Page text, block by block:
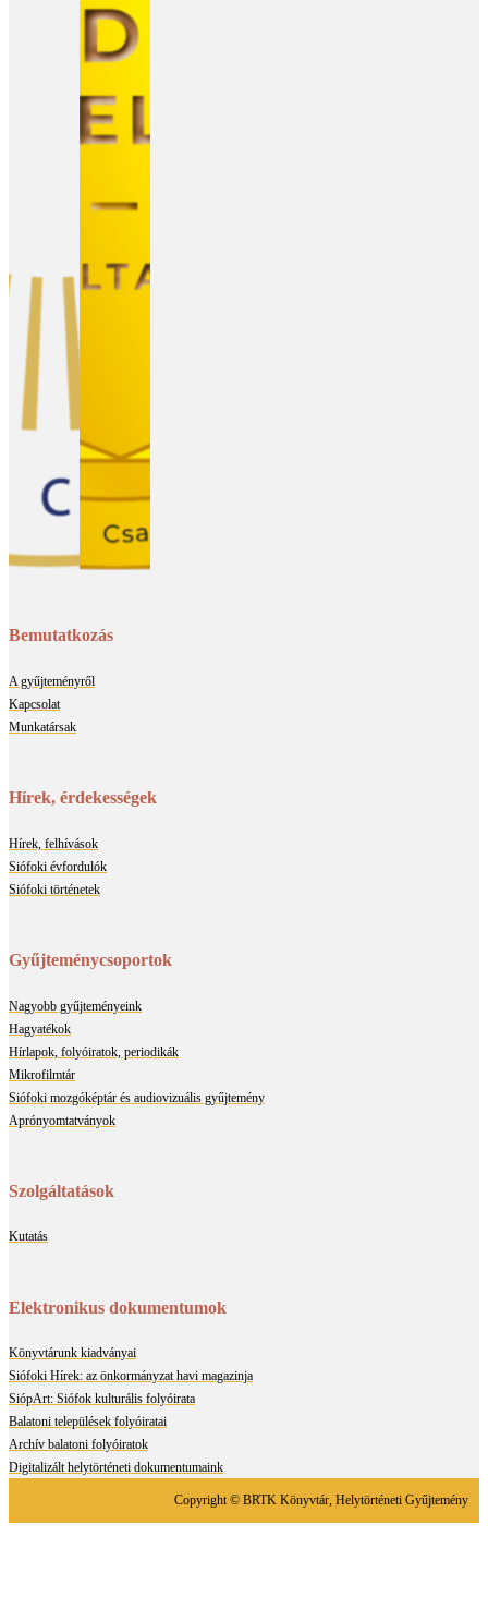
Bemutatkozás
A gyűjteményről
Kapcsolat
Munkatársak
Hírek, érdekességek
Hírek, felhívások
Siófoki évfordulók
Siófoki történetek
Gyűjteménycsoportok
Nagyobb gyűjteményeink
Hagyatékok
Hírlapok, folyóiratok, periodikák
Mikrofilmtár
Siófoki mozgóképtár és audiovizuális gyűjtemény
Aprónyomtatványok
Szolgáltatások
Kutatás
Elektronikus dokumentumok
Könyvtárunk kiadványai
Siófoki Hírek: az önkormányzat havi magazinja
SiópArt: Siófok kulturális folyóirata
Balatoni települések folyóiratai
Archív balatoni folyóiratok
Digitalizált helytörténeti dokumentumaink
Copyright © BRTK Könyvtár, Helytörténeti Gyűjtemény